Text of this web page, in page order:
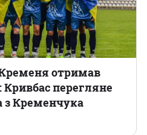
отримав
перегляне
з Кременчука